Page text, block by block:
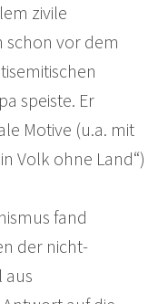
zivile
schon vor dem
speiste. Er
Motive (u.a. mit
Volk ohne Land“)
fand
der nicht-
aus